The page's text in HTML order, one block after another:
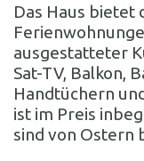
Das Haus bietet
ausgestatteter
Sat-TV, Balkon,
Handtüchern
ist im Preis
sind von Ostern